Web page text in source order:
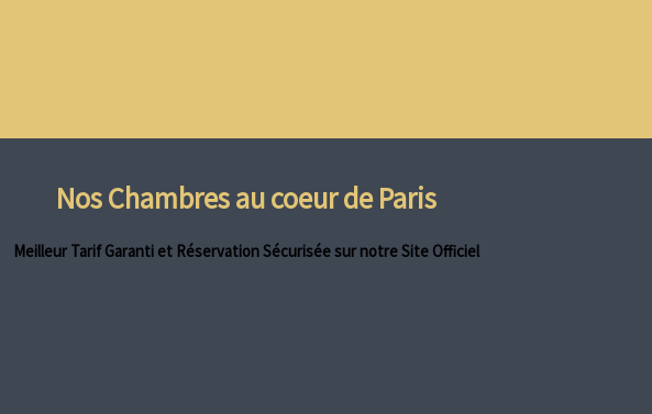
Nos Chambres au coeur de Paris
Meilleur Tarif Garanti et Réservation Sécurisée sur notre Site Officiel